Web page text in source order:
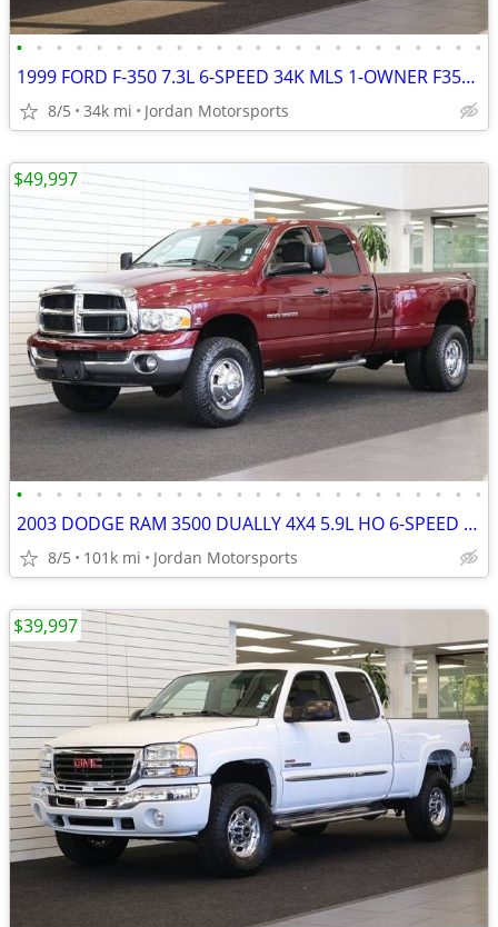
• • • • • • • • • • • • • • • • • • • • • • • •
1999 FORD F-350 7.3L 6-SPEED 34K MLS 1-OWNER F350 F250 2000 2001 2002
8/5 34k mi Jordan Motorsports
• • • • • • • • • • • • • • • • • • • • • • • •
2003 DODGE RAM 3500 DUALLY 4X4 5.9L HO 6-SPEED 1-OWNER 2004 2005 2006
8/5 101k mi Jordan Motorsports
$49,997
$39,997